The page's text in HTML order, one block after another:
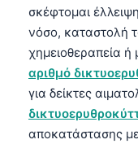
σκέφτομαι
νόσο, καταστολή
χημειοθεραπεία ή
αριθμό
για δείκτες
αποκατάστασης με
Беларуская
Esperanto
Ślōnskŏ
Norsk bokmål